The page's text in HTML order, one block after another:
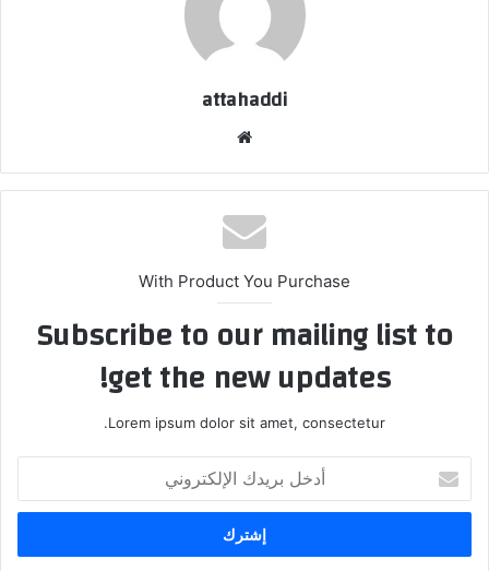
attahaddi
الوي
ب
With Product You Purchase
Subscribe to our mailing list to
get the new updates!
Lorem ipsum dolor sit amet, consectetur.
خ
ب